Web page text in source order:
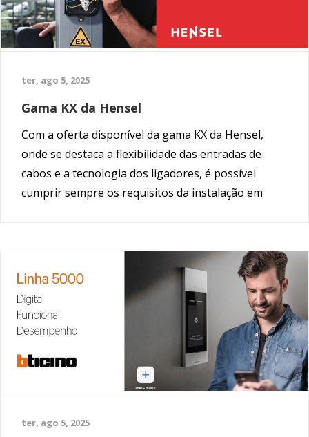
ter, ago 5, 2025
Gama KX da Hensel
Com a oferta disponível da gama KX da Hensel,
onde se destaca a flexibilidade das entradas de
cabos e a tecnologia dos ligadores, é possível
cumprir sempre os requisitos da instalação em
ter, ago 5, 2025